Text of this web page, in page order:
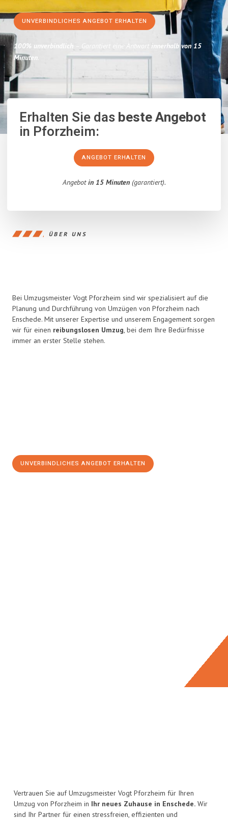
UNVERBINDLICHES ANGEBOT ERHALTEN
100% unverbindlich – Garantiert eine Antwort innerhalb von 15
Minuten.
Erhalten Sie dasbeste Angebot
in Pforzheim:
ANGEBOT ERHALTEN
Angebotin 15 Minuten(garantiert).
ÜBER UNS
Bei Umzugsmeister Vogt Pforzheim sind wir spezialisiert auf die
Planung und Durchführung von Umzügen von Pforzheim nach
Enschede. Mit unserer Expertise und unserem Engagement sorgen
wir für einen reibungslosen Umzug, bei dem Ihre Bedürfnisse
immer an erster Stelle stehen.
UNVERBINDLICHES ANGEBOT ERHALTEN
Vertrauen Sie auf Umzugsmeister Vogt Pforzheim für Ihren
Umzug von Pforzheim in Ihr neues Zuhause in Enschede. Wir
sind Ihr Partner für einen stressfreien, effizienten und